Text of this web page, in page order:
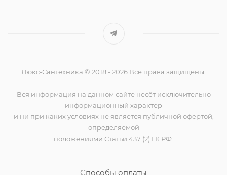
Люкс-Сантехника © 2018 - 2026 Все права защищены.
Вся информация на данном сайте несёт исключительно
информационный характер
и ни при каких условиях не является публичной офертой,
определяемой
положениями Статьи 437 (2) ГК РФ.
Способы оплаты